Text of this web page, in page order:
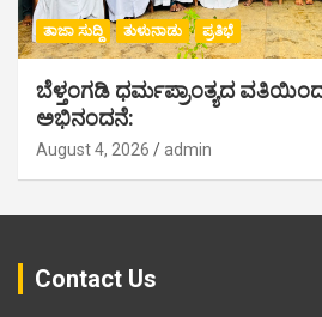
ತಾಜಾ ಸುದ್ದಿ ತುಳುನಾಡು ಪ್ರತಿಭೆ
ಬೆಳ್ತಂಗಡಿ ಧರ್ಮಪ್ರಾಂತ್ಯದ
ಅಭಿನಂದನೆ:
August 4, 2026 admin
Contact Us